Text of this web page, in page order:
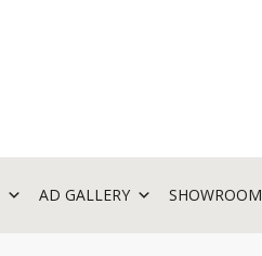
AD GALLERY SHOWROOM